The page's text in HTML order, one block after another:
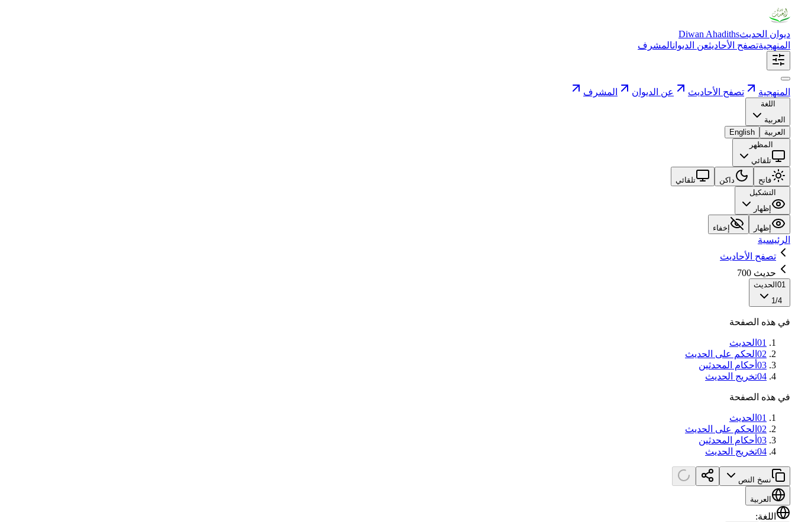
ديوان الحديثDiwan Ahadiths
المنهجيةتصفح الأحاديثعن الديوانالمشرف
المنهجية تصفح الأحاديث عن الديوان المشرف
اللغة
العربية
العربية
English
المظهر
تلقائي
فاتح داكن
تلقائي
التشكيل
إظهار
إظهار إخفاء
الرئيسية
تصفح الأحاديث
حديث 700
01 الحديث
1/4
في هذه الصفحة
01 الحديث
02 الحكم على الحديث
03 أحكام المحدثين
04تخريج الحديث
في هذه الصفحة
01 الحديث
02 الحكم على الحديث
03 أحكام المحدثين
04تخريج الحديث
نسخ النص
العربية
اللغة: